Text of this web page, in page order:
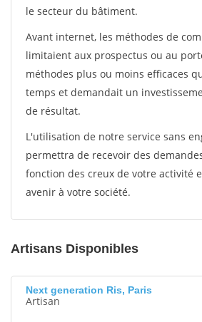
le secteur du bâtiment.
Avant internet, les méthodes de
limitaient aux prospectus ou au
méthodes plus ou moins efficaces
temps et demandait un
de résultat.
L'utilisation de notre service sans
permettra de recevoir des
fonction des creux de votre activité
avenir à votre société.
Artisans Disponibles
Next generation Ris, Paris
Artisan